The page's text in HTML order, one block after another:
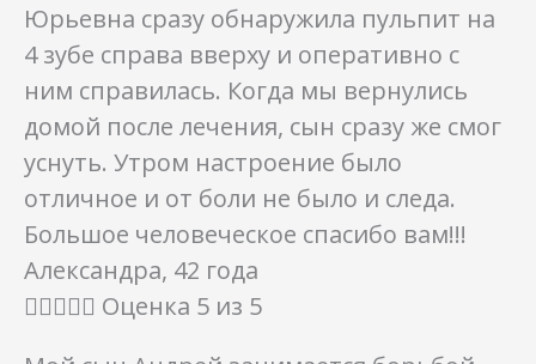
Юрьевна сразу обнаружила пульпит на
4 зубе справа вверху и оперативно с
ним справилась. Когда мы вернулись
домой после лечения, сын сразу же смог
уснуть. Утром настроение было
отличное и от боли не было и следа.
Большое человеческое спасибо вам!!!
Александра, 42 года
 Оценка 5 из 5